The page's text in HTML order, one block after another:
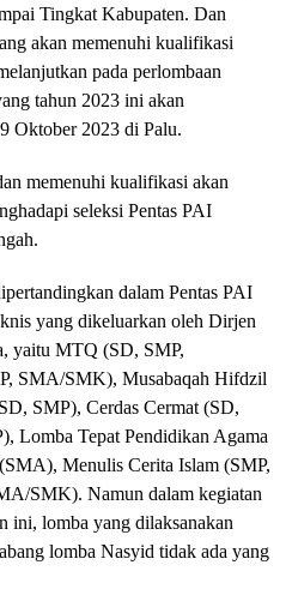
Tingkat Kabupaten. Dan
akan memenuhi kualifikasi
pada perlombaan
tahun 2023 ini akan
Oktober 2023 di Palu.
memenuhi kualifikasi akan
seleksi Pentas PAI
dalam Pentas PAI
yang dikeluarkan oleh Dirjen
yaitu MTQ (SD, SMP,
SMA/SMK), Musabaqah Hifdzil
SMP), Cerdas Cermat (SD,
Lomba Tepat Pendidikan Agama
Menulis Cerita Islam (SMP,
SMK). Namun dalam kegiatan
ini, lomba yang dilaksanakan
lomba Nasyid tidak ada yang